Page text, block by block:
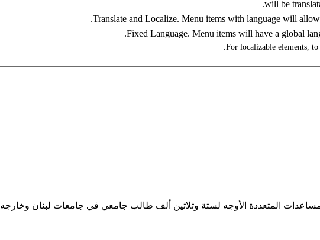
For localizable elements,
المتعددة الأوجه لستة وثلاثين ألف طالب جامعي في جامعات لبنان وخارجه